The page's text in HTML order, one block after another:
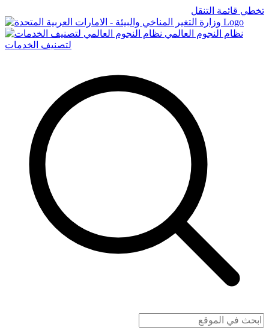
تخطي قائمة التنقل
Logo
نظام النجوم العالمي
لتصنيف الخدمات